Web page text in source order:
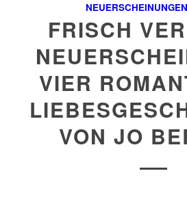
NEUERSCHEINUNGEN
FRISCH
VIER
VON JO